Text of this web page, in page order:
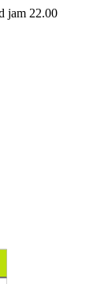
jam 22.00